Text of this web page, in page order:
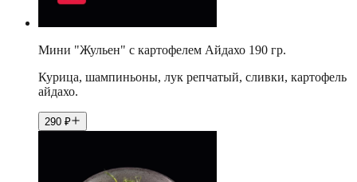
Мини "Жульен" с картофелем Айдахо 190 гр.
Курица, шампиньоны, лук репчатый, сливки, картофель
айдахо.
290 ₽